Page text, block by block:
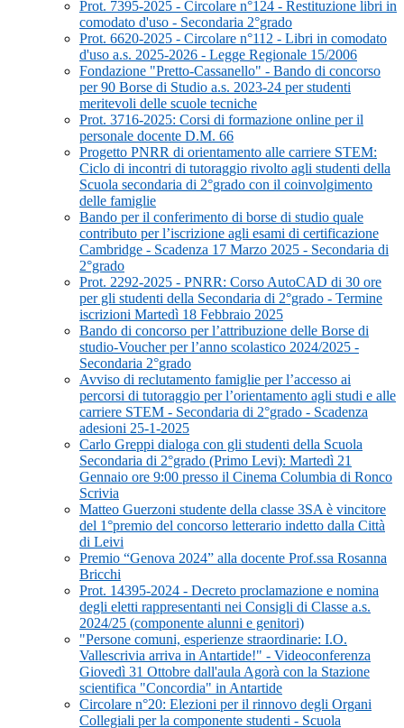
Prot. 7395-2025 - Circolare n°124 - Restituzione libri in
comodato d'uso - Secondaria 2°grado
Prot. 6620-2025 - Circolare n°112 - Libri in comodato
d'uso a.s. 2025-2026 - Legge Regionale 15/2006
Fondazione "Pretto-Cassanello" - Bando di concorso
per 90 Borse di Studio a.s. 2023-24 per studenti
meritevoli delle scuole tecniche
Prot. 3716-2025: Corsi di formazione online per il
personale docente D.M. 66
Progetto PNRR di orientamento alle carriere STEM:
Ciclo di incontri di tutoraggio rivolto agli studenti della
Scuola secondaria di 2°grado con il coinvolgimento
delle famiglie
Bando per il conferimento di borse di studio quale
contributo per l’iscrizione agli esami di certificazione
Cambridge - Scadenza 17 Marzo 2025 - Secondaria di
2°grado
Prot. 2292-2025 - PNRR: Corso AutoCAD di 30 ore
per gli studenti della Secondaria di 2°grado - Termine
iscrizioni Martedì 18 Febbraio 2025
Bando di concorso per l’attribuzione delle Borse di
studio-Voucher per l’anno scolastico 2024/2025 -
Secondaria 2°grado
Avviso di reclutamento famiglie per l’accesso ai
percorsi di tutoraggio per l’orientamento agli studi e alle
carriere STEM - Secondaria di 2°grado - Scadenza
adesioni 25-1-2025
Carlo Greppi dialoga con gli studenti della Scuola
Secondaria di 2°grado (Primo Levi): Martedì 21
Gennaio ore 9:00 presso il Cinema Columbia di Ronco
Scrivia
Matteo Guerzoni studente della classe 3SA è vincitore
del 1°premio del concorso letterario indetto dalla Città
di Leivi
Premio “Genova 2024” alla docente Prof.ssa Rosanna
Bricchi
Prot. 14395-2024 - Decreto proclamazione e nomina
degli eletti rappresentanti nei Consigli di Classe a.s.
2024/25 (componente alunni e genitori)
"Persone comuni, esperienze straordinarie: I.O.
Vallescrivia arriva in Antartide!" - Videoconferenza
Giovedì 31 Ottobre dall'aula Agorà con la Stazione
scientifica "Concordia" in Antartide
Circolare n°20: Elezioni per il rinnovo degli Organi
Collegiali per la componente studenti - Scuola